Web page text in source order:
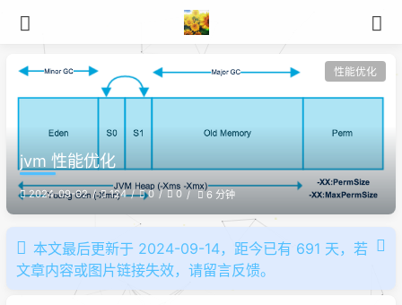
性能优化
jvm 性能优化
2024-09-02 124 0 0 6 分钟
本文最后更新于 2024-09-14，距今已有 691 天，若
文章内容或图片链接失效，请留言反馈。